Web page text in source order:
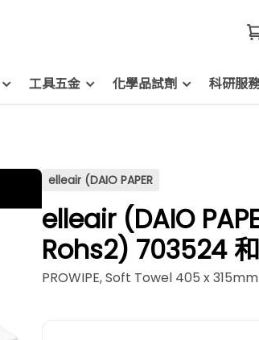
工具五金 化學品試劑 科研服
elleair (DAIO PAPER
elleair (DAIO
Rohs2) 703524
PROWIPE, Soft Towel 405 x